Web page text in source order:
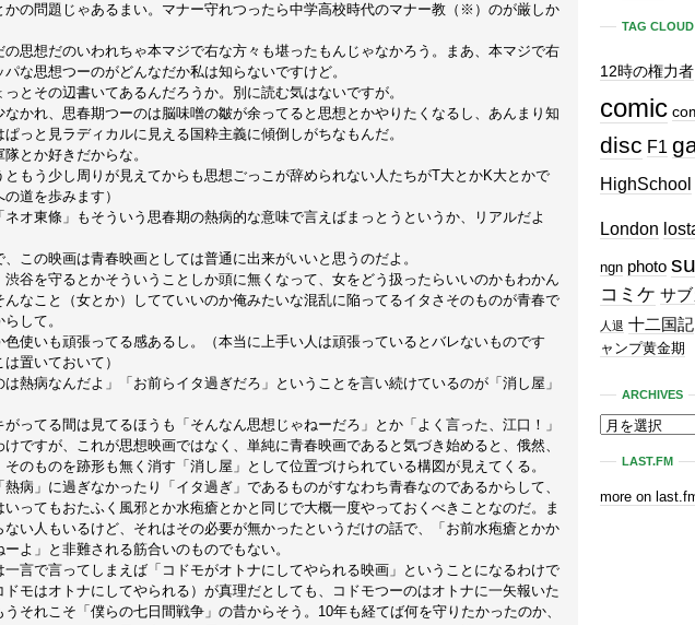
かの問題じゃあるまい。マナー守れつったら中学高校時代のマナー教（※）のが厳しか
の思想だのいわれちゃ本マジで右な方々も堪ったもんじゃなかろう。まあ、本マジで右
な思想つーのがどんなだか私は知らないですけど。
っとその辺書いてあるんだろうか。別に読む気はないですが。
なかれ、思春期つーのは脳味噌の皺が余ってると思想とかやりたくなるし、あんまり知
っと見ラディカルに見える国粋主義に傾倒しがちなもんだ。
とか好きだからな。
ともう少し周りが見えてからも思想ごっこが辞められない人たちがT大とかK大とかで
道を歩みます）
ネオ東條」もそういう思春期の熱病的な意味で言えばまっとうというか、リアルだよ
、この映画は青春映画としては普通に出来がいいと思うのだよ。
渋谷を守るとかそういうことしか頭に無くなって、女をどう扱ったらいいのかもわかん
んなこと（女とか）してていいのか俺みたいな混乱に陥ってるイタさそのものが青春で
して。
色使いも頑張ってる感あるし。（本当に上手い人は頑張っているとバレないものです
置いておいて）
熱病なんだよ」「お前らイタ過ぎだろ」ということを言い続けているのが「消し屋」
がってる間は見てるほうも「そんなん思想じゃねーだろ」とか「よく言った、江口！」
けですが、これが思想映画ではなく、単純に青春映画であると気づき始めると、俄然、
のものを跡形も無く消す「消し屋」として位置づけられている構図が見えてくる。
病」に過ぎなかったり「イタ過ぎ」であるものがすなわち青春なのであるからして、
いってもおたふく風邪とか水疱瘡とかと同じで大概一度やっておくべきことなのだ。ま
ない人もいるけど、それはその必要が無かったというだけの話で、「お前水疱瘡とかか
よ」と非難される筋合いのものでもない。
一言で言ってしまえば「コドモがオトナにしてやられる映画」ということになるわけで
ドモはオトナにしてやられる）が真理だとしても、コドモつーのはオトナに一矢報いた
うそれこそ「僕らの七日間戦争」の昔からそう。10年も経てば何を守りたかったのか、
TAG CLOUD
12時の権力者
comic
disc F1
HighSchool
London
ngn photo
コミケ サ
人退 十二国記
ャンプ黄金期
ARCHIVES
LAST.FM
more on